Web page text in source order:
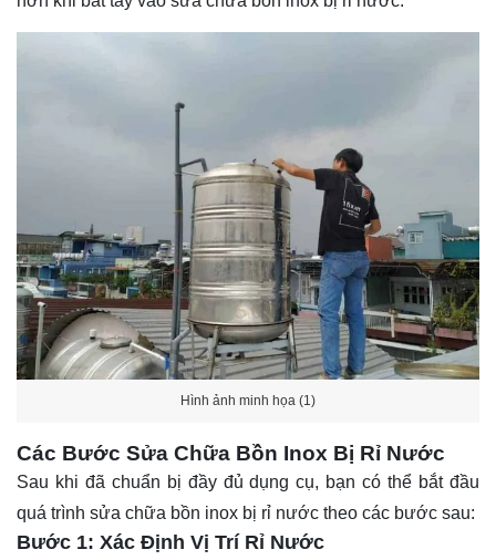
Hình ảnh minh họa (1)
Các Bước Sửa Chữa Bồn Inox Bị Rỉ Nước
Sau khi đã chuẩn bị đầy đủ dụng cụ, bạn có thể bắt đầu
quá trình sửa chữa bồn inox bị rỉ nước theo các bước sau:
Bước 1: Xác Định Vị Trí Rỉ Nước